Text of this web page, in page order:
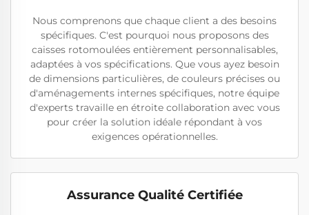
Nous comprenons que chaque client a des besoins
spécifiques. C'est pourquoi nous proposons des
caisses rotomoulées entièrement personnalisables,
adaptées à vos spécifications. Que vous ayez besoin
de dimensions particulières, de couleurs précises ou
d'aménagements internes spécifiques, notre équipe
d'experts travaille en étroite collaboration avec vous
pour créer la solution idéale répondant à vos
exigences opérationnelles.
Assurance Qualité Certifiée